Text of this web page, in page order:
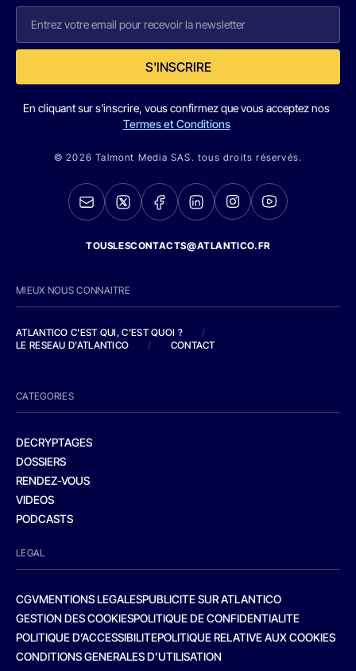
S'INSCRIRE
En cliquant sur s'inscrire, vous confirmez que vous acceptez nos
Termes et Conditions
© 2026 Talmont Media SAS. tous droits réservés.
TOUSLESCONTACTS@ATLANTICO.FR
MIEUX NOUS CONNAITRE
ATLANTICO C'EST QUI, C'EST QUOI ?
/
LE RESEAU D'ATLANTICO
/ CONTACT
CATEGORIES
DECRYPTAGES
DOSSIERS
RENDEZ-VOUS
VIDEOS
PODCASTS
LEGAL
CGVMENTIONS LEGALESPUBLICITE SUR ATLANTICO
GESTION DES COOKIESPOLITIQUE DE CONFIDENTIALITE
POLITIQUE D’ACCESSIBILITEPOLITIQUE RELATIVE AUX COOKIES
CONDITIONS GENERALES D’UTILISATION